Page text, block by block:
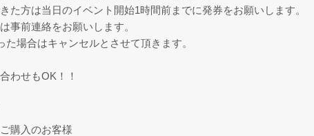
た方は当日のイベント開始1時間前までに発券をお願いします。
事前連絡をお願いします。
た場合はキャンセルとさせて頂きます。
わせもOK！！
購入のお客様